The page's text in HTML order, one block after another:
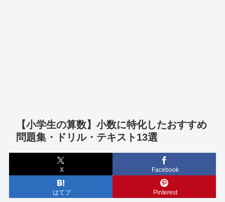
【小学生の算数】小数に特化したおすすめ
問題集・ドリル・テキスト13選
X Facebook
はてブ Pinterest